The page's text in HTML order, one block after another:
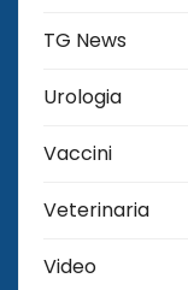
TG News
Urologia
Vaccini
Veterinaria
Video